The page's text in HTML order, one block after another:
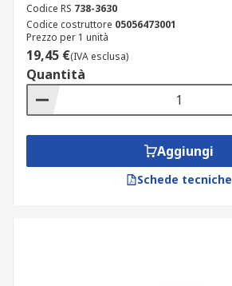
Codice RS 738-3630
Codice costruttore 05056473001
Prezzo per 1 unità
19,45 €(IVA esclusa)
Quantità
Aggiungi
Schede tecniche